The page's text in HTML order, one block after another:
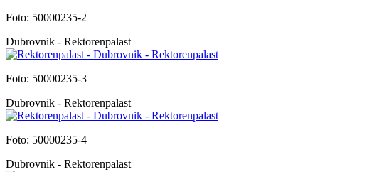
Foto: 50000235-2
Dubrovnik - Rektorenpalast
Foto: 50000235-3
Dubrovnik - Rektorenpalast
Foto: 50000235-4
Dubrovnik - Rektorenpalast